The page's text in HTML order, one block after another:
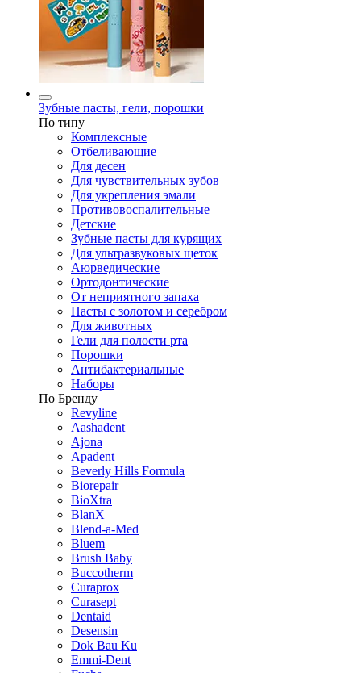
Зубные пасты, гели, порошки
По типу
Комплексные
Отбеливающие
Для десен
Для чувствительных зубов
Для укрепления эмали
Противовоспалительные
Детские
Зубные пасты для курящих
Для ультразвуковых щеток
Аюрведические
Ортодонтические
От неприятного запаха
Пасты с золотом и серебром
Для животных
Гели для полости рта
Порошки
Антибактериальные
Наборы
По Бренду
Revyline
Aashadent
Ajona
Apadent
Beverly Hills Formula
Biorepair
BioXtra
BlanX
Blend-a-Med
Bluem
Brush Baby
Buccotherm
Curaprox
Curasept
Dentaid
Desensin
Dok Bau Ku
Emmi-Dent